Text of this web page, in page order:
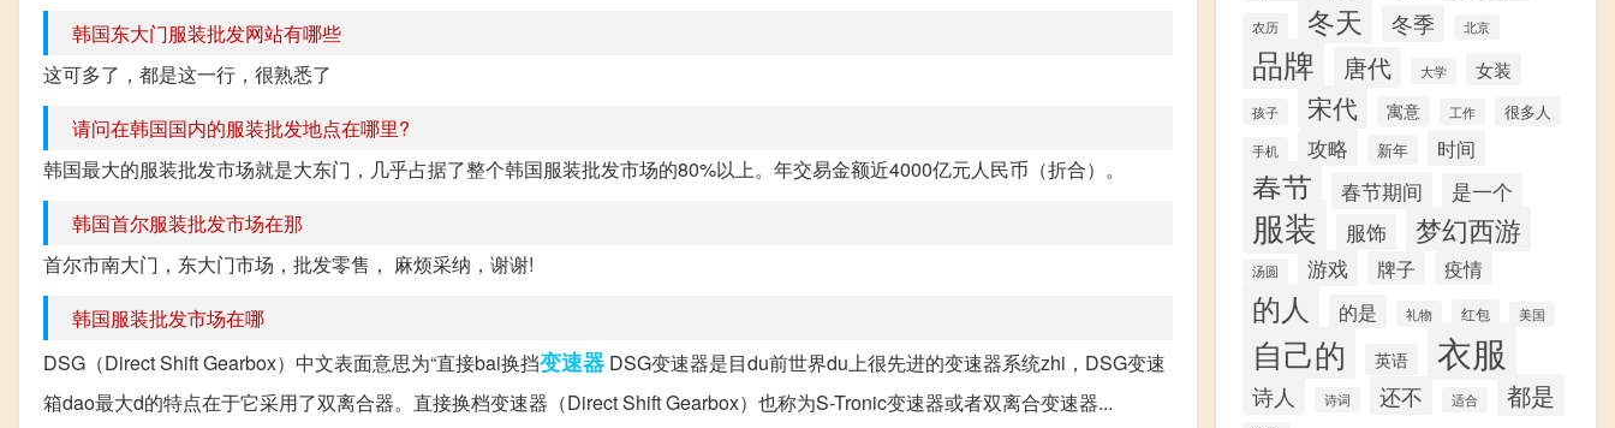
韩国东大门服装批发网站有哪些
这可多了，都是这一行，很熟悉了
请问在韩国国内的服装批发地点在哪里?
韩国最大的服装批发市场就是大东门，几乎占据了整个韩国服装批发市场的80%以上。年交易金额近4000亿元人民币（折合）。
韩国首尔服装批发市场在那
首尔市南大门，东大门市场，批发零售， 麻烦采纳，谢谢!
韩国服装批发市场在哪
DSG（Direct Shift Gearbox）中文表面意思为“直接bai换挡变速器 DSG变速器是目du前世界du上很先进的变速器系统zhi，DSG变速
箱dao最大d的特点在于它采用了双离合器。直接换档变速器（Direct Shift Gearbox）也称为S-Tronic变速器或者双离合变速器...
农历 冬天 冬季 北京
品牌 唐代 大学 女装
孩子 宋代 寓意 工作 很多人
手机 攻略 新年 时间
春节 春节期间 是一个
服装 服饰 梦幻西游
汤圆 游戏 牌子 疫情
的人 的是 礼物 红包 美国
自己的 英语 衣服
诗人 诗词 还不 适合 都是